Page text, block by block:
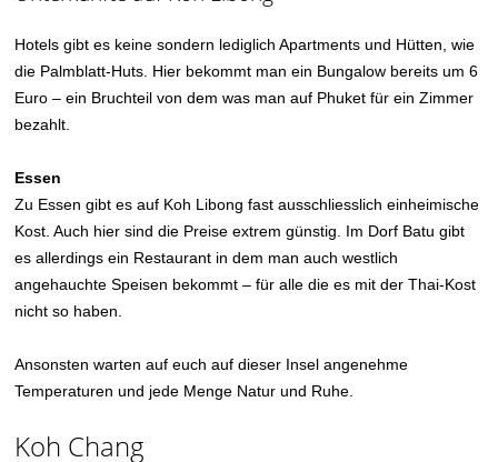
Hotels gibt es keine sondern lediglich Apartments und Hütten, wie
die Palmblatt-Huts. Hier bekommt man ein Bungalow bereits um 6
Euro – ein Bruchteil von dem was man auf Phuket für ein Zimmer
bezahlt.
Essen
Zu Essen gibt es auf Koh Libong fast ausschliesslich einheimische
Kost. Auch hier sind die Preise extrem günstig. Im Dorf Batu gibt
es allerdings ein Restaurant in dem man auch westlich
angehauchte Speisen bekommt – für alle die es mit der Thai-Kost
nicht so haben.
Ansonsten warten auf euch auf dieser Insel angenehme
Temperaturen und jede Menge Natur und Ruhe.
Koh Chang